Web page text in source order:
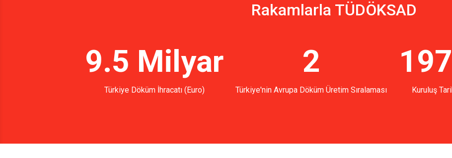
Rakamlarla TÜDÖKSAD
9.5 Milyar
Türkiye Döküm İhracatı (Euro)
2
Türkiye'nin Avrupa Döküm Üretim Sıralaması Kuruluş